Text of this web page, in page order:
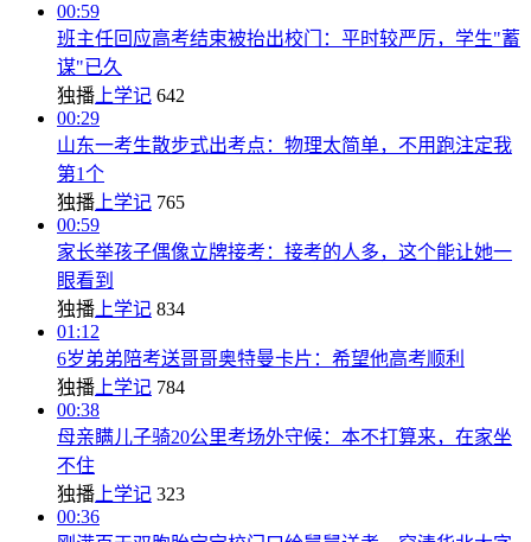
00:59
班主任回应高考结束被抬出校门：平时较严厉，学生"蓄
谋"已久
独播 上学记 642
00:29
山东一考生散步式出考点：物理太简单，不用跑注定我
第1个
独播 上学记 765
00:59
家长举孩子偶像立牌接考：接考的人多，这个能让她一
眼看到
独播 上学记 834
01:12
6岁弟弟陪考送哥哥奥特曼卡片：希望他高考顺利
独播 上学记 784
00:38
母亲瞒儿子骑20公里考场外守候：本不打算来，在家坐
不住
独播 上学记 323
00:36